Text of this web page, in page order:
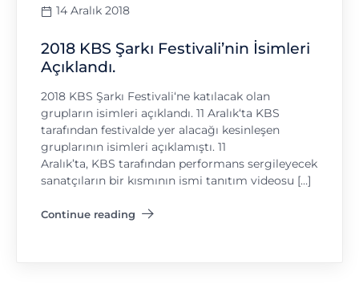
14 Aralık 2018
2018 KBS Şarkı Festivali’nin İsimleri
Açıklandı.
2018 KBS Şarkı Festivali‘ne katılacak olan
grupların isimleri açıklandı. 11 Aralık‘ta KBS
tarafından festivalde yer alacağı kesinleşen
gruplarının isimleri açıklamıştı. 11
Aralık’ta, KBS tarafından performans sergileyecek
sanatçıların bir kısmının ismi tanıtım videosu […]
Continue reading
"2018 KBS Şarkı Festivali’nin İsimleri Açıklandı."